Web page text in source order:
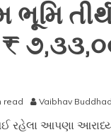
દાન
પ્રાપ્ત
read Vaibhav
રહેલા આપણા આરાધ્ય